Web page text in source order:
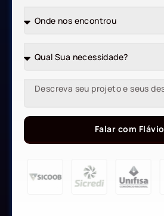
Falar com Flávio